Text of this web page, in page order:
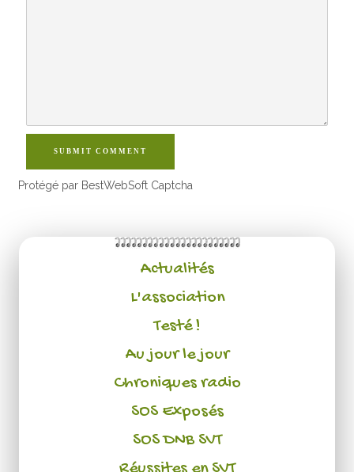
SUBMIT COMMENT
Protégé par BestWebSoft Captcha
Actualités
L'association
Testé !
Au jour le jour
Chroniques radio
SOS Exposés
SOS DNB SVT